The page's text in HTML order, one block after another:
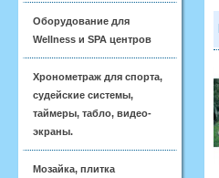
Оборудование для
Wellness и SPA центров
Хронометраж для спорта,
судейские системы,
таймеры, табло, видео-
экраны.
Мозайка, плитка